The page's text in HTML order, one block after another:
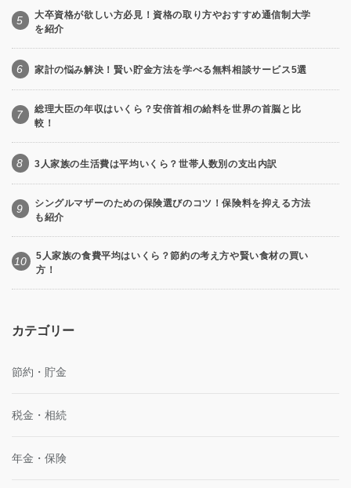
5
大卒資格が欲しい方必見！資格の取り方やおすすめ通信制大学
を紹介
6 家計の悩み解決！賢い貯金方法を学べる無料相談サービス5選
7
総理大臣の年収はいくら？安倍首相の給料を世界の首脳と比
較！
8 3人家族の生活費は平均いくら？世帯人数別の支出内訳
9
シングルマザーのための保険選びのコツ！保険料を抑える方法
も紹介
10
5人家族の食費平均はいくら？節約の考え方や賢い食材の買い
方！
カテゴリー
節約・貯金
税金・相続
年金・保険